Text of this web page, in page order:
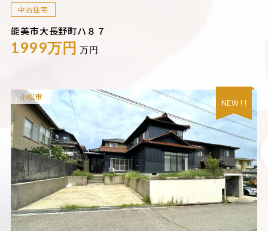
中古住宅
能美市大長野町ハ８７
1999万円 万円
小松市
NEW ! !